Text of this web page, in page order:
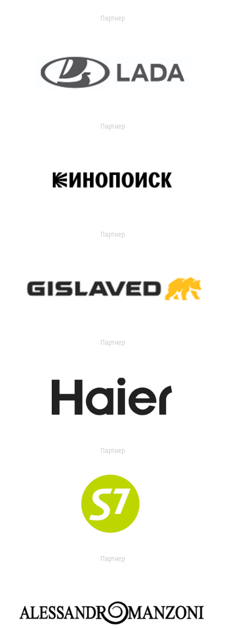
Партнер
Партнер
Партнер
Партнер
Партнер
Партнер